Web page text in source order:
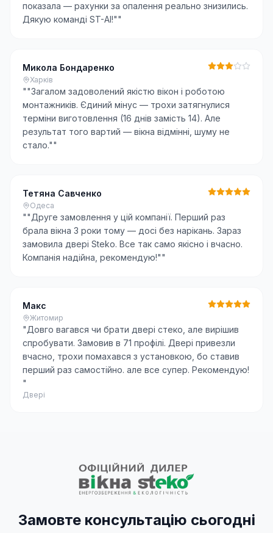
показала — рахунки за опалення реально знизились.
Дякую команді ST-AI!""
Микола Бондаренко
Харків
""Загалом задоволений якістю вікон і роботою
монтажників. Єдиний мінус — трохи затягнулися
терміни виготовлення (16 днів замість 14). Але
результат того вартий — вікна відмінні, шуму не
стало.""
Тетяна Савченко
Одеса
""Друге замовлення у цій компанії. Перший раз
брала вікна 3 роки тому — досі без нарікань. Зараз
замовила двері Steko. Все так само якісно і вчасно.
Компанія надійна, рекомендую!""
Макс
Житомир
"Довго вагався чи брати двері стеко, але вирішив
спробувати. Замовив в 71 профілі. Двері привезли
вчасно, трохи помахався з установкою, бо ставив
перший раз самостійно. але все супер. Рекомендую!
"
Двері
Замовте консультацію сьогодні